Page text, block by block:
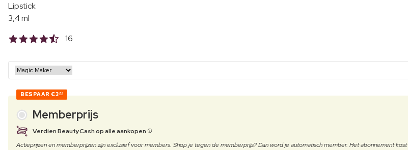
Lipstick
3,4 ml
16
BESPAAR €3 80
Memberprijs
Verdien BeautyCash op alle aankopen
Actieprijzen en memberprijzen zijn exclusief voor members. Shop je tegen de memberprijs? Dan word je automatisch member. Het abonnement kost